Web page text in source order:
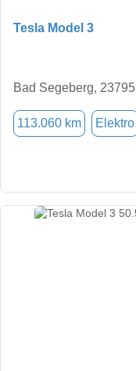
Tesla Model 3
Bad Segeberg, 23795
113.060 km Elektro